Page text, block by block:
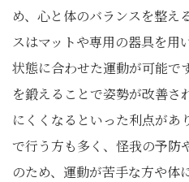
め、心と体のバランスを整え
スはマットや専用の器具を用
状態に合わせた運動が可能で
を鍛えることで姿勢が改善
にくくなるといった利点があ
で行う方も多く、怪我の予防
のため、運動が苦手な方や体